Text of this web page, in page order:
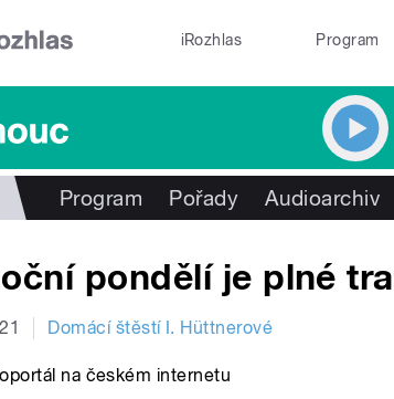
iRozhlas Program
Program Pořady Audioarchiv
pondělí je plné
Domácí štěstí I. Hüttnerové
na českém internetu